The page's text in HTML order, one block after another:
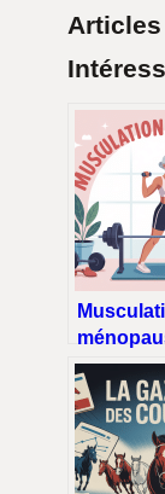
Articles
guide
se
sécurité